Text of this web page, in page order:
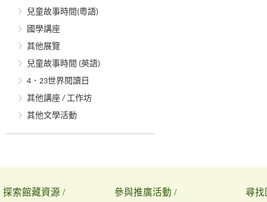
兒童故事時間(粵語)
國學講座
其他展覽
兒童故事時間 (英語)
4．23世界閱讀日
其他講座 / 工作坊
其他文學活動
探索館藏資源 / 參與推廣活動 / 尋找